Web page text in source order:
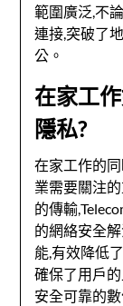
範圍廣泛,不
連接,突破了
公。
在家工
隱私?
在家工作的
業需要關注
的傳輸
的網絡安全
能,有效降低
確保了用戶
安全可靠的數